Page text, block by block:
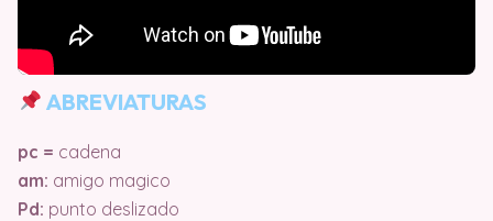
ABREVIATURAS
pc = cadena
am: amigo magico
Pd: punto deslizado